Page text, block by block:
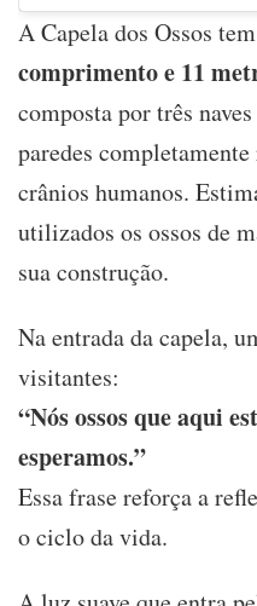
A Capela dos Ossos
comprimento e 11
composta por três
paredes
crânios humanos.
utilizados os ossos de
sua construção.
Na entrada da capela,
visitantes:
“Nós ossos que aqui
esperamos.”
Essa frase reforça a
o ciclo da vida.